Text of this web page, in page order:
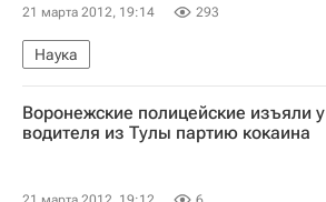
21 марта 2012, 19:14 293
Наука
Воронежские полицейские изъяли у
водителя из Тулы партию кокаина